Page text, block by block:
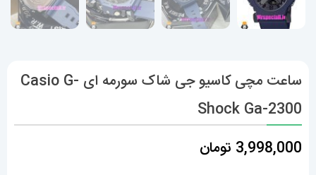
ساعت مچی کاسیو جی شاک سورمه ای Casio G-
Shock Ga-2300
3,998,000 تومان